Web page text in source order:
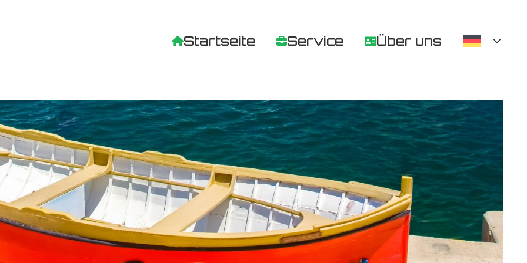
Startseite Service Über uns